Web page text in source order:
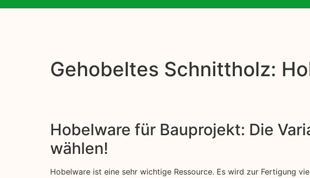
Gehobeltes Schnittholz:
Hobelware für Bauprojekt: Die
wählen!
Hobelware ist eine sehr wichtige Ressource. Es wird zur Fertigung